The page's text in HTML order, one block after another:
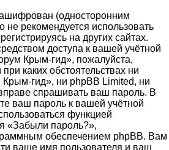
(односторонним
рекомендуется использовать
на других сайтах.
доступа к вашей учётной
Крым-гид», пожалуйста,
каких обстоятельствах ни
гид», ни phpBB Limited, ни
спрашивать ваш пароль. В
ваш пароль к вашей учётной
функцией
«Забыли пароль?»,
обеспечением phpBB. Вам
ваше имя пользователя и ваш